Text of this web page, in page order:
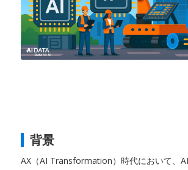
背景
AX（AI Transformation）時代において、